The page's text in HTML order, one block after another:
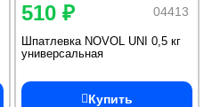
04413
510 ₽
Шпатлевка NOVOL UNI 0,5 кг
универсальная
Купить